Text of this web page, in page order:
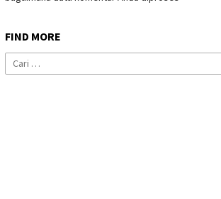
FIND MORE
Cari
untuk: